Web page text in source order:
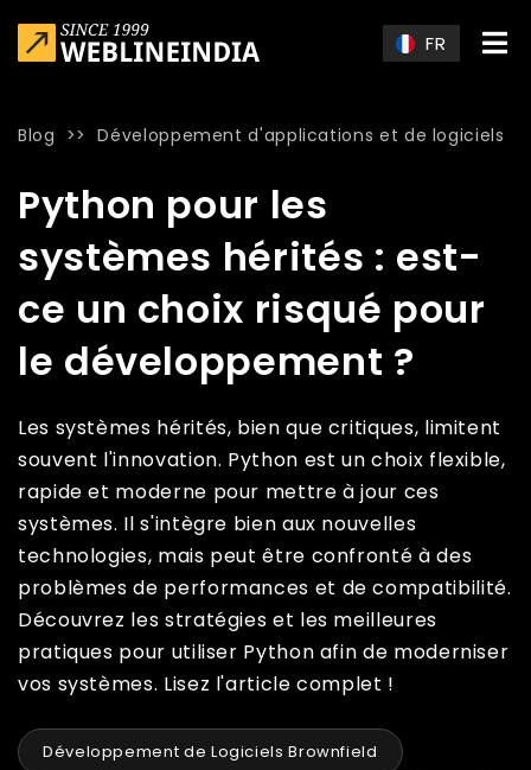
FR
Blog >>Développement d'applications et de logiciels
Python pour les
systèmes hérités : est-
ce un choix risqué pour
le développement ?
Les systèmes hérités, bien que critiques, limitent
souvent l'innovation. Python est un choix flexible,
rapide et moderne pour mettre à jour ces
systèmes. Il s'intègre bien aux nouvelles
technologies, mais peut être confronté à des
problèmes de performances et de compatibilité.
Découvrez les stratégies et les meilleures
pratiques pour utiliser Python afin de moderniser
vos systèmes. Lisez l'article complet !
Développement de Logiciels Brownfield